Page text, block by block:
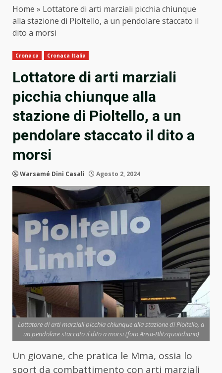
Home » Lottatore di arti marziali picchia chiunque
alla stazione di Pioltello, a un pendolare staccato il
dito a morsi
Cronaca Cronaca Italia
Lottatore di arti marziali
picchia chiunque alla
stazione di Pioltello, a un
pendolare staccato il dito a
morsi
Warsamé Dini Casali Agosto 2, 2024
Lottatore di arti marziali picchia chiunque alla stazione di Pioltello, a
un pendolare staccato il dito a morsi (foto Ansa-Blitzquotidiano)
Un giovane, che pratica le Mma, ossia lo
sport da combattimento con arti marziali